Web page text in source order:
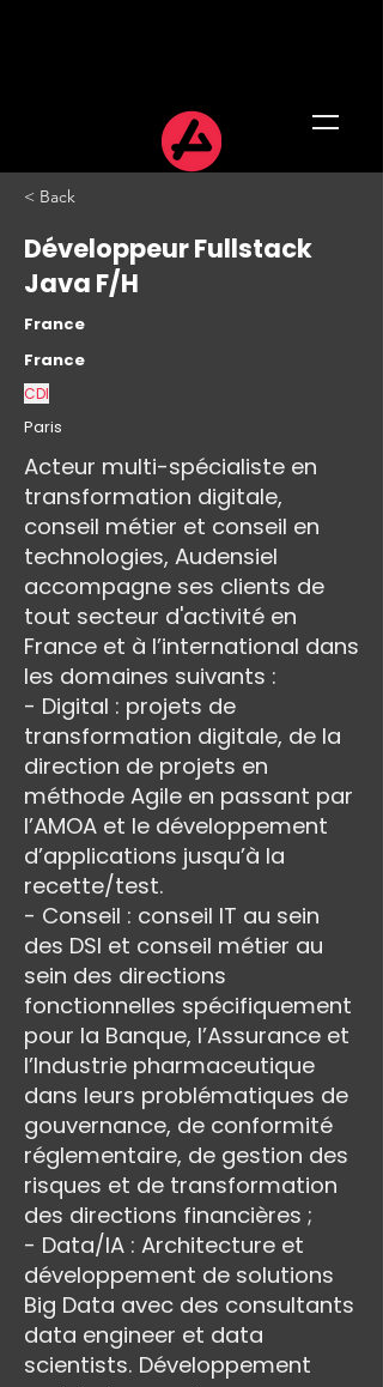
< Back
Développeur Fullstack
Java F/H
France
France
CDI
Paris
Acteur multi-spécialiste en
transformation digitale,
conseil métier et conseil en
technologies, Audensiel
accompagne ses clients de
tout secteur d'activité en
France et à l’international dans
les domaines suivants :
- Digital : projets de
transformation digitale, de la
direction de projets en
méthode Agile en passant par
l’AMOA et le développement
d’applications jusqu’à la
recette/test.
- Conseil : conseil IT au sein
des DSI et conseil métier au
sein des directions
fonctionnelles spécifiquement
pour la Banque, l’Assurance et
l’Industrie pharmaceutique
dans leurs problématiques de
gouvernance, de conformité
réglementaire, de gestion des
risques et de transformation
des directions financières ;
- Data/IA : Architecture et
développement de solutions
Big Data avec des consultants
data engineer et data
scientists. Développement